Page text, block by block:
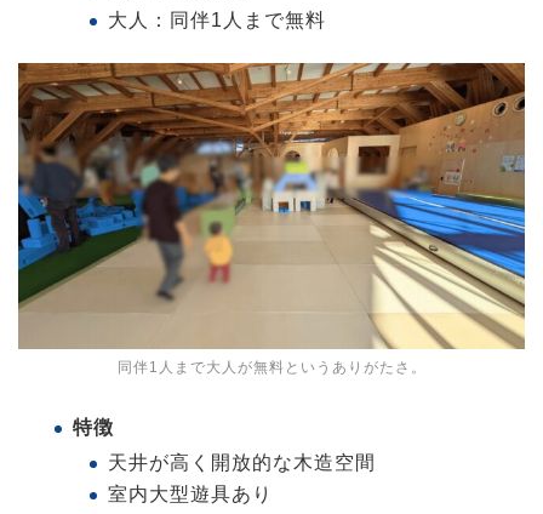
大人：同伴1人まで無料
同伴1人まで大人が無料というありがたさ。
特徴
天井が高く開放的な木造空間
室内大型遊具あり